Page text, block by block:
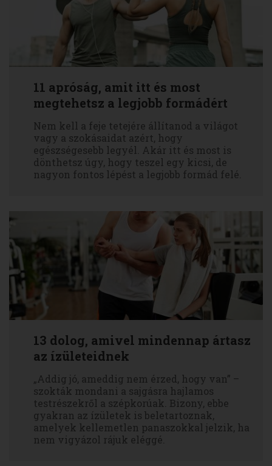
11 apróság, amit itt és most
megtehetsz a legjobb formádért
Nem kell a feje tetejére állítanod a világot
vagy a szokásaidat azért, hogy
egészségesebb legyél. Akár itt és most is
dönthetsz úgy, hogy teszel egy kicsi, de
nagyon fontos lépést a legjobb formád felé.
13 dolog, amivel mindennap ártasz
az ízületeidnek
„Addig jó, ameddig nem érzed, hogy van” –
szokták mondani a sajgásra hajlamos
testrészekről a szépkorúak. Bizony, ebbe
gyakran az ízületek is beletartoznak,
amelyek kellemetlen panaszokkal jelzik, ha
nem vigyázol rájuk eléggé.